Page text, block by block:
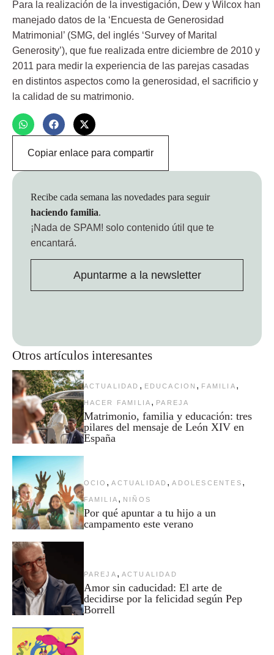
Para la realización de la investigación, Dew y Wilcox han
manejado datos de la ‘Encuesta de Generosidad
Matrimonial’ (SMG, del inglés ‘Survey of Marital
Generosity’), que fue realizada entre diciembre de 2010 y
2011 para medir la experiencia de las parejas casadas
en distintos aspectos como la generosidad, el sacrificio y
la calidad de su matrimonio.
Copiar enlace para compartir
Otros artículos interesantes
ACTUALIDAD , EDUCACION , FAMILIA ,
HACER FAMILIA , PAREJA
Matrimonio, familia y educación: tres
pilares del mensaje de León XIV en
España
OCIO , ACTUALIDAD , ADOLESCENTES ,
FAMILIA , NIÑOS
Por qué apuntar a tu hijo a un
campamento este verano
PAREJA , ACTUALIDAD
Amor sin caducidad: El arte de
decidirse por la felicidad según Pep
Borrell
Recibe cada semana las novedades para seguir
haciendo familia.
¡Nada de SPAM! solo contenido útil que te
encantará.
Apuntarme a la newsletter